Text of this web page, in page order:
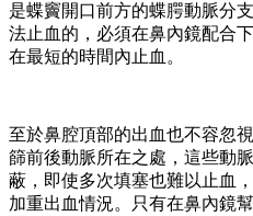
是蝶竇開口前方的蝶腭動脈分
法止血的，必須在鼻內鏡配合
在最短的時間內止血。
至於鼻腔頂部的出血也不容忽
篩前後動脈所在之處，這些動
蔽，即使多次填塞也難以止血
加重出血情況。只有在鼻內鏡